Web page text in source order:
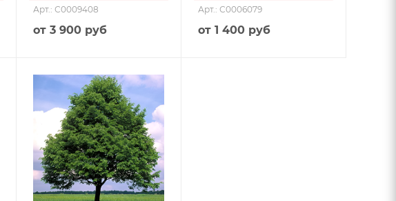
Арт.: С0009408
от 3 900 руб
Арт.: С0006079
от 1 400 руб